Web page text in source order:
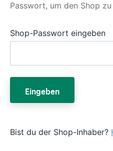
Passwort, um den Shop
Shop-Passwort eingeben
Eingeben
Bist du der Shop-Inhaber?